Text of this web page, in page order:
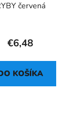
červená
€6,48
KOŠÍKA